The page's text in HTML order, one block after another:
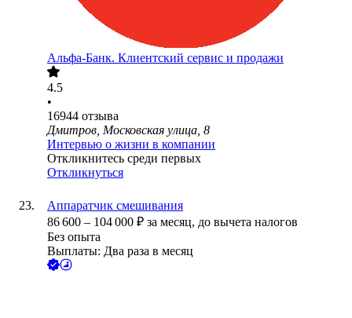
Альфа-Банк. Клиентский сервис и продажи
4.5
•
16944 отзыва
Дмитров, Московская улица, 8
Интервью о жизни в компании
Откликнитесь среди первых
Откликнуться
Аппаратчик смешивания
86 600 – 104 000 ₽ за месяц, до вычета налогов
Без опыта
Выплаты: Два раза в месяц